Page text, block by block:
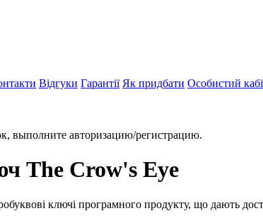
Відгуки Гарантії Як придбати Особистий
выполните авторизацию/регистрацию.
The Crow's Eye
ключі програмного продукту, що дають